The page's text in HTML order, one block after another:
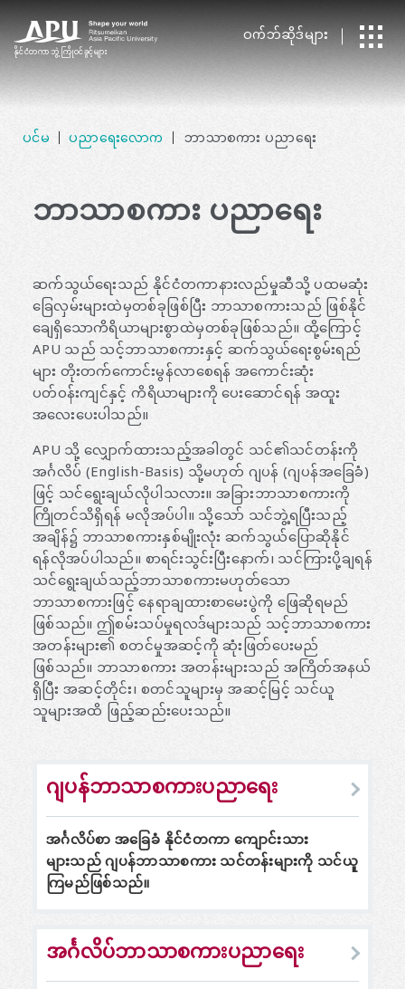
နိုင်ငံတကာ​ ​ဘွဲ့ကြိုဝင်ခွင့်များ
ဝက်ဘ်ဆိုဒ်များ
ပင်မ ပညာရေးလောက ဘာသာစကား ပညာရေး
ဘာသာစကား ပညာရေး
ဆက်သွယ်ရေးသည် နိုင်ငံတကာနားလည်မှုဆီသို့ ပထမဆုံး
ခြေလှမ်းများထဲမှတစ်ခုဖြစ်ပြီး ဘာသာစကားသည် ဖြစ်နိုင်
ချေရှိသောကိရိယာများစွာထဲမှတစ်ခုဖြစ်သည်။ ထို့ကြောင့်
APU သည် သင့်ဘာသာစကားနှင့် ဆက်သွယ်ရေးစွမ်းရည်
များ တိုးတက်ကောင်းမွန်လာစေရန် အကောင်းဆုံး
ပတ်ဝန်းကျင်နှင့် ကိရိယာများကို ပေးဆောင်ရန် အထူး
အလေးပေးပါသည်။
APU သို့ လျှောက်ထားသည့်အခါတွင် သင်၏သင်တန်းကို
အင်္ဂလိပ် (English-Basis) သို့မဟုတ် ဂျပန် (ဂျပန်အခြေခံ)
ဖြင့် သင်ရွေးချယ်လိုပါသလား။ အခြားဘာသာစကားကို
ကြိုတင်သိရှိရန် မလိုအပ်ပါ။ သို့သော် သင်ဘွဲ့ရပြီးသည့်
အချိန်၌ ဘာသာစကားနှစ်မျိုးလုံး ဆက်သွယ်ပြောဆိုနိုင်
ရန်လိုအပ်ပါသည်။ စာရင်းသွင်းပြီးနောက်၊ သင်ကြားပို့ချရန်
သင်ရွေးချယ်သည့်ဘာသာစကားမဟုတ်သော
ဘာသာစကားဖြင့် နေရာချထားစာမေးပွဲကို ဖြေဆိုရမည်
ဖြစ်သည်။ ဤစမ်းသပ်မှုရလဒ်များသည် သင့်ဘာသာစကား
အတန်းများ၏ စတင်မှုအဆင့်ကို ဆုံးဖြတ်ပေးမည်
ဖြစ်သည်။ ဘာသာစကား အတန်းများသည် အကြိတ်အနယ်
ရှိပြီး အဆင့်တိုင်း၊ စတင်သူများမှ အဆင့်မြင့် သင်ယူ
သူများအထိ ဖြည့်ဆည်းပေးသည်။
ဂျပန်ဘာသာစကားပညာရေး
အင်္ဂလိပ်စာ အခြေခံ နိုင်ငံတကာ ကျောင်းသား
များသည် ဂျပန်ဘာသာစကား သင်တန်းများကို သင်ယူ
ကြမည်ဖြစ်သည်။
အင်္ဂလိပ်ဘာသာစကားပညာရေး